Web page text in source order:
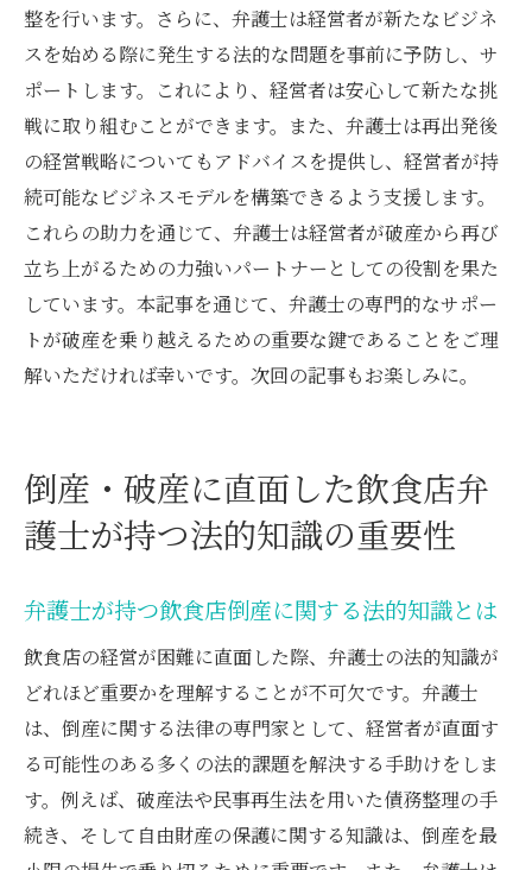
整を行います。さらに、弁護士は経営者が新たなビジネ
スを始める際に発生する法的な問題を事前に予防し、サ
ポートします。これにより、経営者は安心して新たな挑
戦に取り組むことができます。また、弁護士は再出発後
の経営戦略についてもアドバイスを提供し、経営者が持
続可能なビジネスモデルを構築できるよう支援します。
これらの助力を通じて、弁護士は経営者が破産から再び
立ち上がるための力強いパートナーとしての役割を果た
しています。本記事を通じて、弁護士の専門的なサポー
トが破産を乗り越えるための重要な鍵であることをご理
解いただければ幸いです。次回の記事もお楽しみに。
倒産・破産に直面した飲食店弁
護士が持つ法的知識の重要性
弁護士が持つ飲食店倒産に関する法的知識とは
飲食店の経営が困難に直面した際、弁護士の法的知識が
どれほど重要かを理解することが不可欠です。弁護士
は、倒産に関する法律の専門家として、経営者が直面す
る可能性のある多くの法的課題を解決する手助けをしま
す。例えば、破産法や民事再生法を用いた債務整理の手
続き、そして自由財産の保護に関する知識は、倒産を最